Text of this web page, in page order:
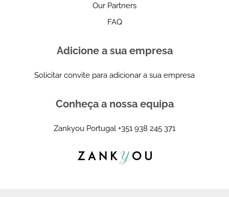
Our Partners
FAQ
Adicione a sua empresa
Solicitar convite para adicionar a sua empresa
Conheça a nossa equipa
Zankyou Portugal +351 938 245 371